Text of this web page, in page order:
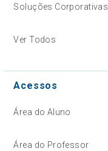
Soluções Corporativas
Ver Todos
Acessos
Área do Aluno
Área do Professor